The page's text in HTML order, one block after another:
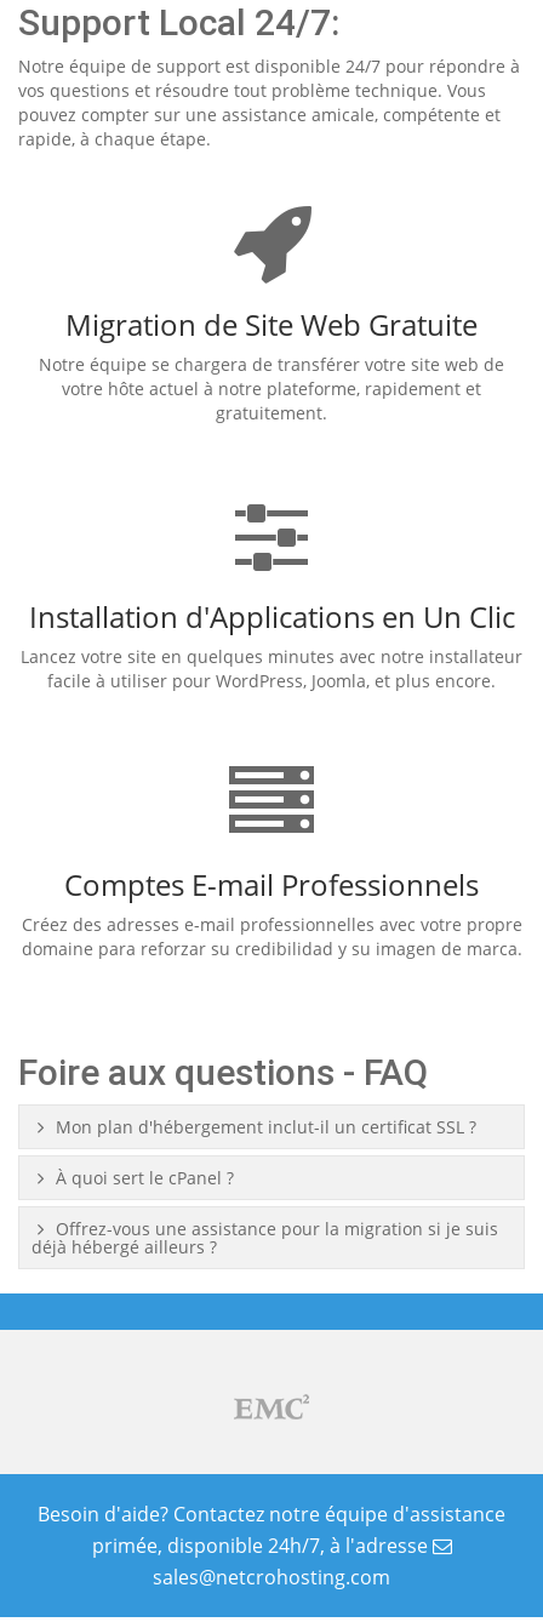
Support Local 24/7:
Notre équipe de support est disponible 24/7 pour répondre à
vos questions et résoudre tout problème technique. Vous
pouvez compter sur une assistance amicale, compétente et
rapide, à chaque étape.
Migration de Site Web Gratuite
Notre équipe se chargera de transférer votre site web de
votre hôte actuel à notre plateforme, rapidement et
gratuitement.
Installation d'Applications en Un Clic
Lancez votre site en quelques minutes avec notre installateur
facile à utiliser pour WordPress, Joomla, et plus encore.
Comptes E-mail Professionnels
Créez des adresses e-mail professionnelles avec votre propre
domaine para reforzar su credibilidad y su imagen de marca.
Foire aux questions - FAQ
Mon plan d'hébergement inclut-il un certificat SSL ?
À quoi sert le cPanel ?
Offrez-vous une assistance pour la migration si je suis
déjà hébergé ailleurs ?
Besoin d'aide? Contactez notre équipe d'assistance
primée, disponible 24h/7, à l'adresse
sales@netcrohosting.com